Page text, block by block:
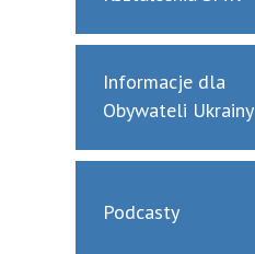
Informacje dla
Obywateli Ukrainy
Podcasty